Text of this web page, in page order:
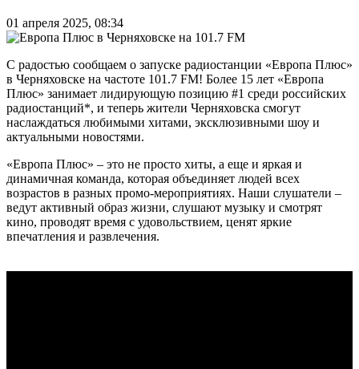
01 апреля 2025, 08:34
С радостью сообщаем о запуске радиостанции «Европа Плюс»
в Черняховске на частоте 101.7 FM! Более 15 лет «Европа
Плюс» занимает лидирующую позицию #1 среди российских
радиостанций*, и теперь жители Черняховска смогут
наслаждаться любимыми хитами, эксклюзивными шоу и
актуальными новостями.
«Европа Плюс» – это не просто хиты, а еще и яркая и
динамичная команда, которая объединяет людей всех
возрастов в разных промо-мероприятиях. Наши слушатели –
ведут активный образ жизни, слушают музыку и смотрят
кино, проводят время с удовольствием, ценят яркие
впечатления и развлечения.